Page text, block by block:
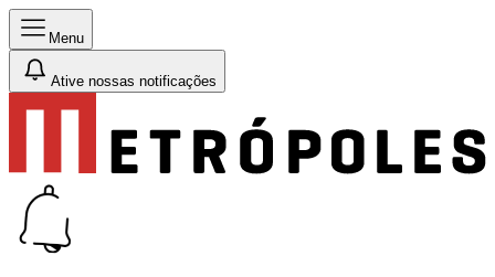
Menu
Ative nossas notificações